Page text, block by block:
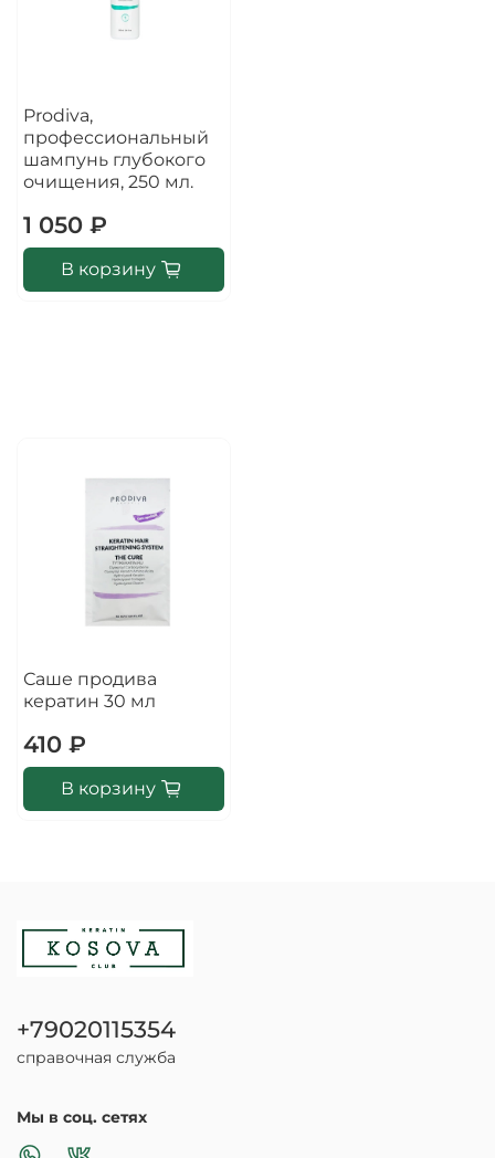
Prodiva,
профессиональный
шампунь глубокого
очищения, 250 мл.
1 050 ₽
В корзину
Саше продива
кератин 30 мл
410 ₽
В корзину
+79020115354
справочная служба
Мы в соц. сетях